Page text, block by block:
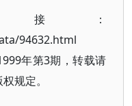
：
94632.html
年第3期，转载请
规定。